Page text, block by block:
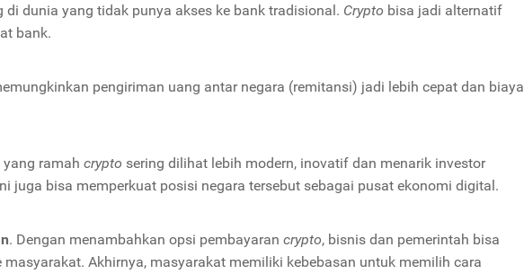
di dunia yang tidak punya akses ke bank tradisional. Crypto bisa jadi alternatif
bank.
pengiriman uang antar negara (remitansi) jadi lebih cepat dan biaya
yang ramah crypto sering dilihat lebih modern, inovatif dan menarik investor
juga bisa memperkuat posisi negara tersebut sebagai pusat ekonomi digital.
. Dengan menambahkan opsi pembayaran crypto, bisnis dan pemerintah bisa
Akhirnya, masyarakat memiliki kebebasan untuk memilih cara